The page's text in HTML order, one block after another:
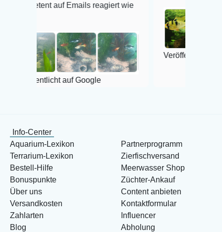
auf Emails reagiert wie
auf Google
Veröffentlicht auf Google
Info-Center
Aquarium-Lexikon
Terrarium-Lexikon
Bestell-Hilfe
Bonuspunkte
Über uns
Versandkosten
Zahlarten
Blog
Partnerprogramm
Zierfischversand
Meerwasser Shop
Züchter-Ankauf
Content anbieten
Kontaktformular
Influencer
Abholung